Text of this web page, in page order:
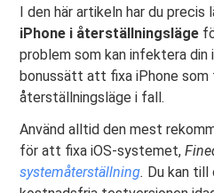
I den här artikeln har du precis
iPhone i återställningsläge
problem som kan infektera
bonussätt att fixa iPhone
återställningsläge i fall.
Använd alltid den mest
för att fixa iOS-systemet,
systemåterställning. Du kan till